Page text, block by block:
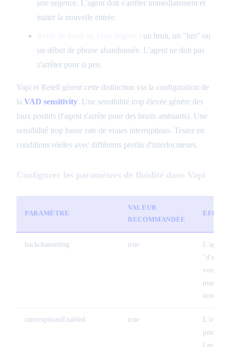
une urgence. L'agent doit s'arrêter immédiatement et
traiter la nouvelle entrée.
: un bruit, un "hm" ou
un début de phrase abandonnée. L'agent ne doit pas
s'arrêter pour si peu.
Vapi et Retell gèrent cette distinction via la configuration de
la VAD sensitivity. Une sensibilité trop élevée génère des
faux positifs (l'agent s'arrête pour des bruits ambiants). Une
sensibilité trop basse rate de vraies interruptions. Testez en
conditions réelles avec différents profils d'interlocuteurs.
Configurer les paramètres de fluidité dans Vapi
PARAMÈTRE
VALEUR
RECOMMANDÉE
EFFET
backchanneling true
L'agent
vois"
montrer
écoute
interruptionsEnabled true
peut
l'agent à